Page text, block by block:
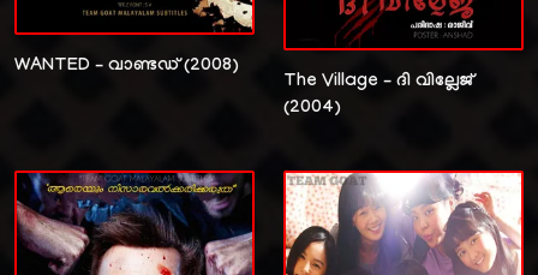
WANTED – വാണ്ടഡ് (2008)
The Village – ദി വില്ലേജ്
(2004)